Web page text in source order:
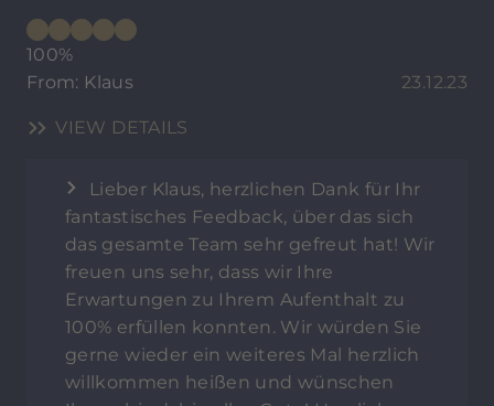
100%
From: Klaus
23.12.23
VIEW DETAILS
Lieber Klaus, herzlichen Dank für Ihr
fantastisches Feedback, über das sich
das gesamte Team sehr gefreut hat! Wir
freuen uns sehr, dass wir Ihre
Erwartungen zu Ihrem Aufenthalt zu
100% erfüllen konnten. Wir würden Sie
gerne wieder ein weiteres Mal herzlich
willkommen heißen und wünschen